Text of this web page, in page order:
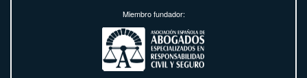
Miembro fundador: